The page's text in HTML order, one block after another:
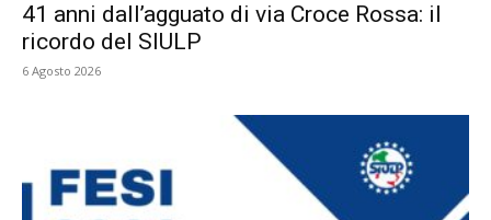
41 anni dall’agguato di via Croce Rossa: il
ricordo del SIULP
6 Agosto 2026